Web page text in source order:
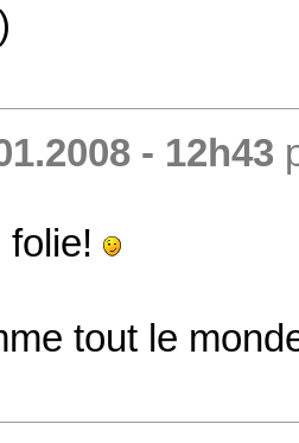
- 12h43
folie!
tout le